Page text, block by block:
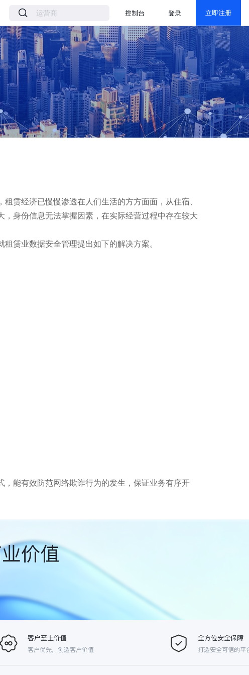
控制台 登录 立即注册
赁经济已慢慢渗透在人们生活的方方面面，从住宿、
身份信息无法掌握因素，在实际经营过程中存在较大
赁业数据安全管理提出如下的解决方案。
能有效防范网络欺诈行为的发生，保证业务有序开
价值
客户至上价值
客户优先，创造客户价值
全方位安全保障
打造安全可信的平